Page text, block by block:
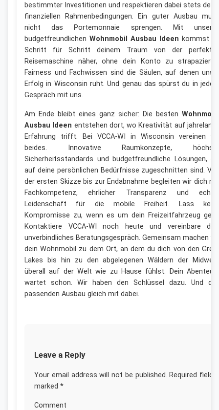
bestimmter Investitionen und respektieren dabei stets
finanziellen Rahmenbedingungen. Ein guter Ausbau
nicht das Portemonnaie sprengen. Mit
budgetfreundlichen Wohnmobil Ausbau Ideen kommst
Schritt für Schritt deinem Traum von der
Reisemaschine näher, ohne dein Konto zu
Fairness und Fachwissen sind die Säulen, auf denen
Erfolg in Wisconsin ruht. Und genau das spürst du in
Gespräch mit uns.
Am Ende bleibt eines ganz sicher: Die besten
Ausbau Ideen entstehen dort, wo Kreativität auf
Erfahrung trifft. Bei VCCA-WI in Wisconsin vereinen
beides. Innovative Raumkonzepte,
Sicherheitsstandards und budgetfreundliche Lösungen,
auf deine persönlichen Bedürfnisse zugeschnitten sind.
der ersten Skizze bis zur Endabnahme begleiten wir dich
Fachkompetenz, ehrlicher Transparenz und
Leidenschaft für die mobile Freiheit. Lass
Kompromisse zu, wenn es um dein Freizeitfahrzeug
Kontaktiere VCCA-WI noch heute und vereinbare
unverbindliches Beratungsgespräch. Gemeinsam machen
dein Wohnmobil zu dem Ort, an dem du dich von den
Lakes bis hin zu den abgelegenen Wäldern der
überall auf der Welt wie zu Hause fühlst. Dein
wartet schon. Wir haben den Schlüssel dazu. Und
passenden Ausbau gleich mit dabei.
Leave a Reply
Your email address will not be published. Required fields
marked *